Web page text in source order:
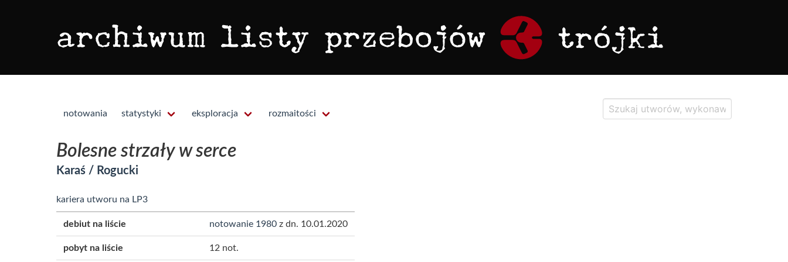
notowania statystyki eksploracja rozmaitości
Bolesne strzały w serce
Karaś / Rogucki
kariera utworu na LP3
debiut na liście notowanie 1980 z dn. 10.01.2020
pobyt na liście 12 not.